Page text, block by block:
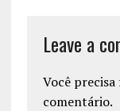
Leave a
Você precisa
comentário.